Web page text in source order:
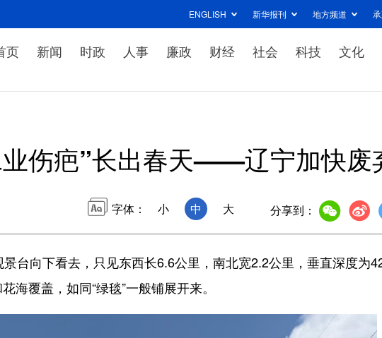
ENGLISH 新华报刊 地方频道
页 新闻 时政 人事 廉政 财经 社会 科技 文化
伤疤”长出春天——辽宁加快废
字体： 小 中 大 分享到：
向下看去，只见东西长6.6公里，南北宽2.2公里，垂直深度为
海覆盖，如同“绿毯”一般铺展开来。